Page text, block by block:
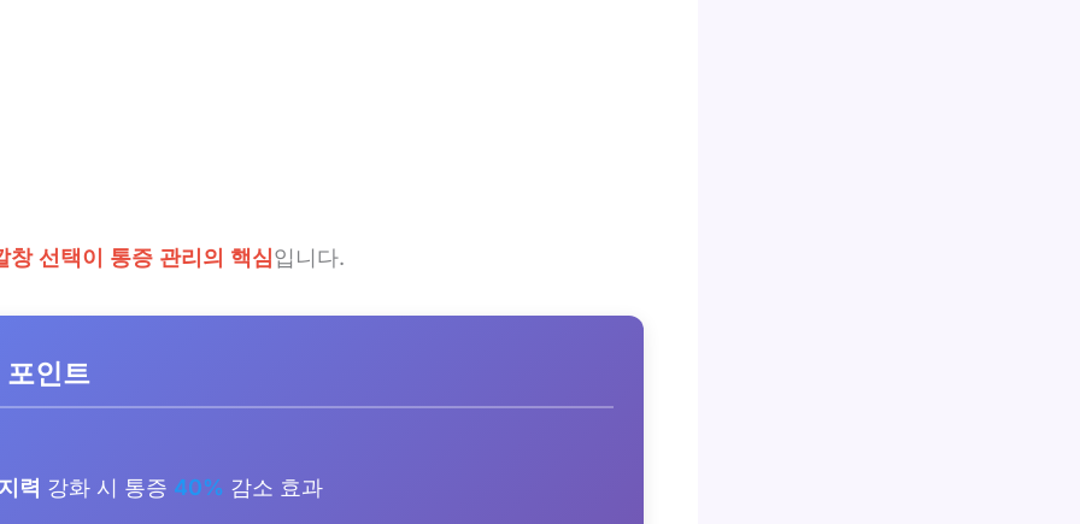
창 선택이 통증 관리의 핵심 입니다.
포인트
력 강화 시 통증 40% 감소 효과